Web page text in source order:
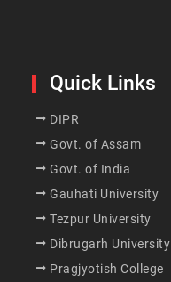
Quick Links
DIPR
Govt. of Assam
Govt. of India
Gauhati University
Tezpur University
Dibrugarh University
Pragjyotish College